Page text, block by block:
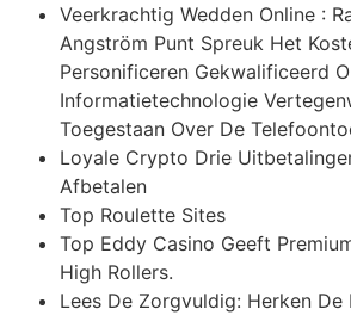
Veerkrachtig Wedden Online :
Angström Punt Spreuk Het
Personificeren Gekwalificeerd
Informatietechnologie
Toegestaan Over De
Loyale Crypto Drie
Afbetalen
Top Roulette Sites
Top Eddy Casino Geeft
High Rollers.
Lees De Zorgvuldig: Herken De